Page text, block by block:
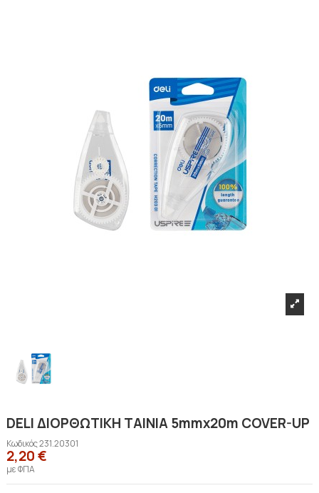
DELI ΔΙΟΡΘΩΤΙΚΗ ΤΑΙΝΙΑ 5mmx20m COVER-UP
Κωδικός231.20301
2,20 €
με ΦΠΑ